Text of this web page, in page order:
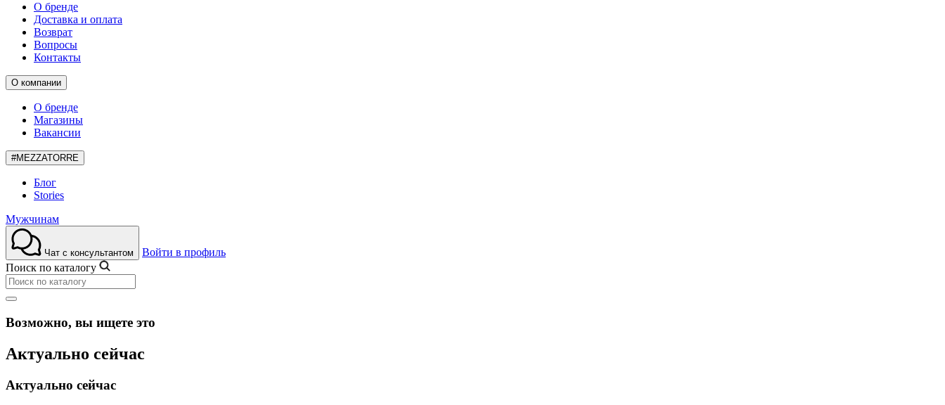
О бренде
Доставка и оплата
Возврат
Вопросы
Контакты
О компании
О бренде
Магазины
Вакансии
#MEZZATORRE
Блог
Stories
Мужчинам
Чат с консультантом
Войти в профиль
Поиск по каталогу
Возможно, вы ищете это
Актуально сейчас
Актуально сейчас